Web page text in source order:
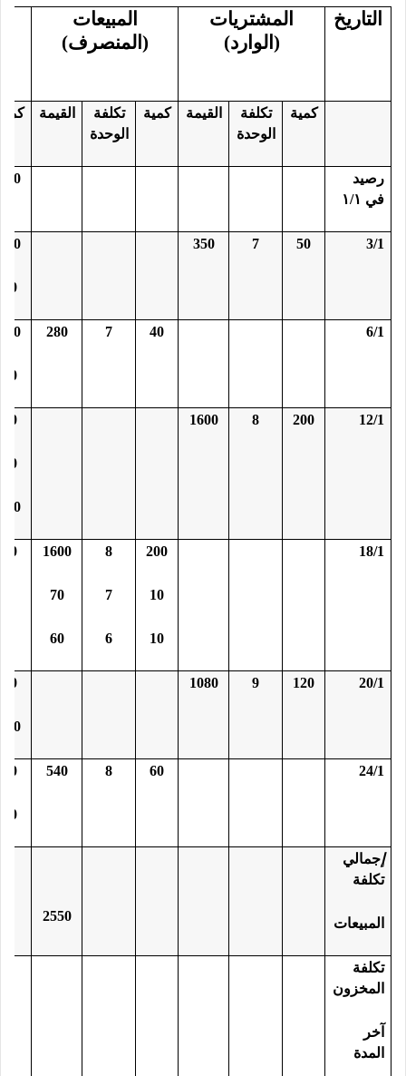
التاريخ
المشتريات
(الوارد)
المبيعات
(المنصرف)
كمية
تكلفة
الوحدة
القيمة كمية
تكلفة
الوحدة
القيمة
رصيد
في ١/١
100
3/1
50
7
350
100
50
6/1
40
7
280
100
10
12/1
200
8
1600
60
10
200
18/1
200
10
10
8
7
6
1600
70
60
90
20/1
120
9
1080
90
120
24/1
60
8
540
90
60
إجمالي
تكلفة
المبيعات 2550
تكلفة
المخزون
آخر
المدة